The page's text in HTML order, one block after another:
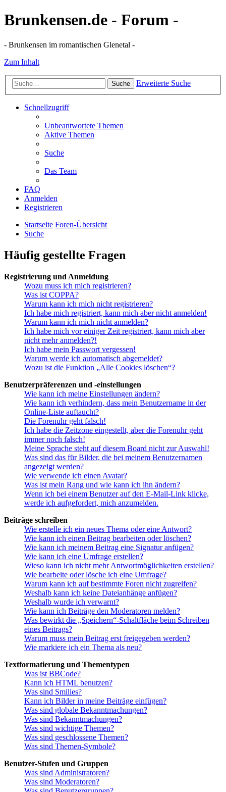
Brunkensen.de - Forum -
- Brunkensen im romantischen Glenetal -
Zum Inhalt
Suche Erweiterte Suche
Schnellzugriff
Unbeantwortete Themen
Aktive Themen
Suche
Das Team
FAQ
Anmelden
Registrieren
Startseite Foren-Übersicht
Suche
Häufig gestellte Fragen
Registrierung und Anmeldung
Wozu muss ich mich registrieren?
Was ist COPPA?
Warum kann ich mich nicht registrieren?
Ich habe mich registriert, kann mich aber nicht anmelden!
Warum kann ich mich nicht anmelden?
Ich habe mich vor einiger Zeit registriert, kann mich aber
nicht mehr anmelden?!
Ich habe mein Passwort vergessen!
Warum werde ich automatisch abgemeldet?
Wozu ist die Funktion „Alle Cookies löschen“?
Benutzerpräferenzen und -einstellungen
Wie kann ich meine Einstellungen ändern?
Wie kann ich verhindern, dass mein Benutzername in der
Online-Liste auftaucht?
Die Forenuhr geht falsch!
Ich habe die Zeitzone eingestellt, aber die Forenuhr geht
immer noch falsch!
Meine Sprache steht auf diesem Board nicht zur Auswahl!
Was sind das für Bilder, die bei meinem Benutzernamen
angezeigt werden?
Wie verwende ich einen Avatar?
Was ist mein Rang und wie kann ich ihn ändern?
Wenn ich bei einem Benutzer auf den E-Mail-Link klicke,
werde ich aufgefordert, mich anzumelden.
Beiträge schreiben
Wie erstelle ich ein neues Thema oder eine Antwort?
Wie kann ich einen Beitrag bearbeiten oder löschen?
Wie kann ich meinem Beitrag eine Signatur anfügen?
Wie kann ich eine Umfrage erstellen?
Wieso kann ich nicht mehr Antwortmöglichkeiten erstellen?
Wie bearbeite oder lösche ich eine Umfrage?
Warum kann ich auf bestimmte Foren nicht zugreifen?
Weshalb kann ich keine Dateianhänge anfügen?
Weshalb wurde ich verwarnt?
Wie kann ich Beiträge den Moderatoren melden?
Was bewirkt die „Speichern“-Schaltfläche beim Schreiben
eines Beitrags?
Warum muss mein Beitrag erst freigegeben werden?
Wie markiere ich ein Thema als neu?
Textformatierung und Thementypen
Was ist BBCode?
Kann ich HTML benutzen?
Was sind Smilies?
Kann ich Bilder in meine Beiträge einfügen?
Was sind globale Bekanntmachungen?
Was sind Bekanntmachungen?
Was sind wichtige Themen?
Was sind geschlossene Themen?
Was sind Themen-Symbole?
Benutzer-Stufen und Gruppen
Was sind Administratoren?
Was sind Moderatoren?